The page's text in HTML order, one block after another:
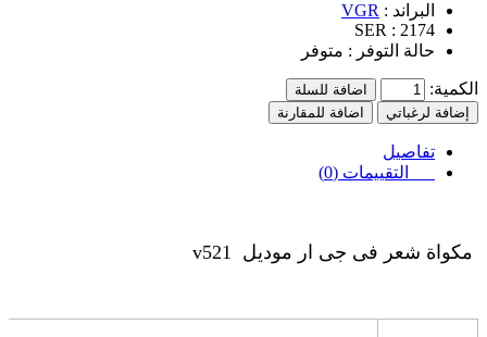
البراند : VGR
SER : 2174
حالة التوفر : متوفر
الكمية:
اضافة للسلة
إضافة لرغباتي
اضافة للمقارنة
تفاصيل
التقييمات (0)
مكواة شعر فى جى ار موديل v521